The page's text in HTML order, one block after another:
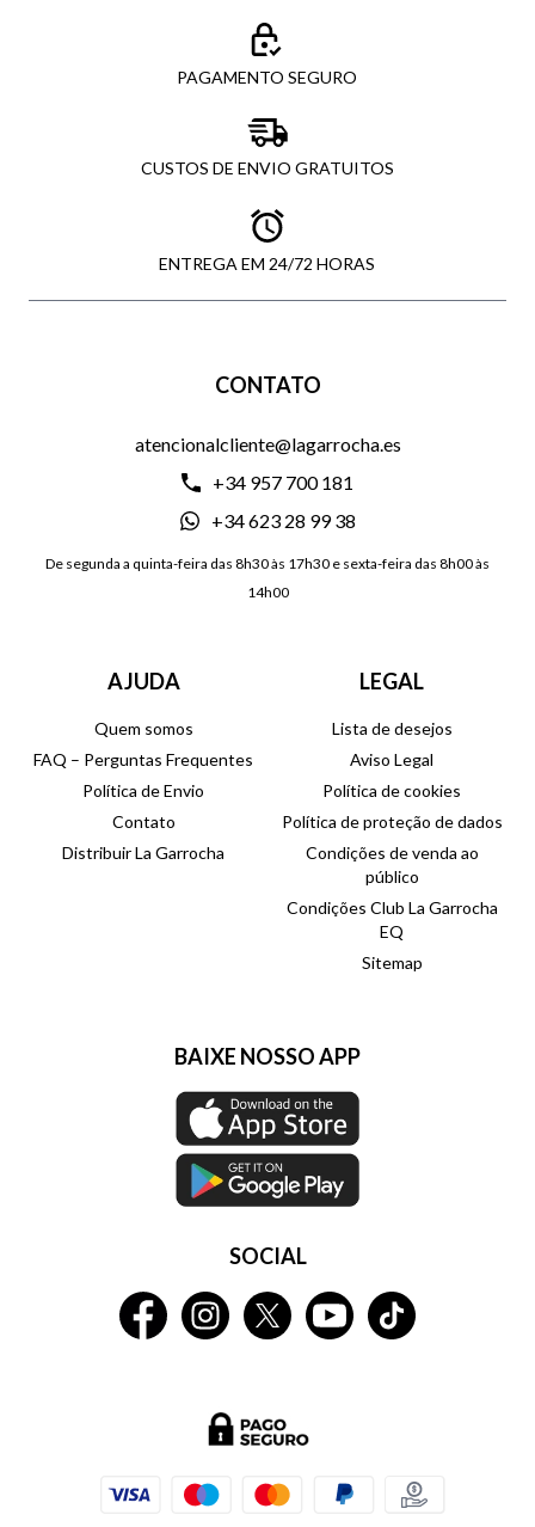
PAGAMENTO SEGURO
CUSTOS DE ENVIO GRATUITOS
ENTREGA EM 24/72 HORAS
CONTATO
atencionalcliente@lagarrocha.es
+34 957 700 181
+34 623 28 99 38
De segunda a quinta-feira das 8h30 às 17h30 e sexta-feira das 8h00 às
14h00
AJUDA
Quem somos
FAQ – Perguntas Frequentes
Política de Envio
Contato
Distribuir La Garrocha
LEGAL
Lista de desejos
Aviso Legal
Política de cookies
Política de proteção de dados
Condições de venda ao
público
Condições Club La Garrocha
EQ
Sitemap
BAIXE NOSSO APP
SOCIAL